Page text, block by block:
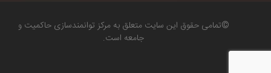
©تمامی حقوق این سایت متعلق به مرکز توانمندسازی حاکمیت و
جامعه است.